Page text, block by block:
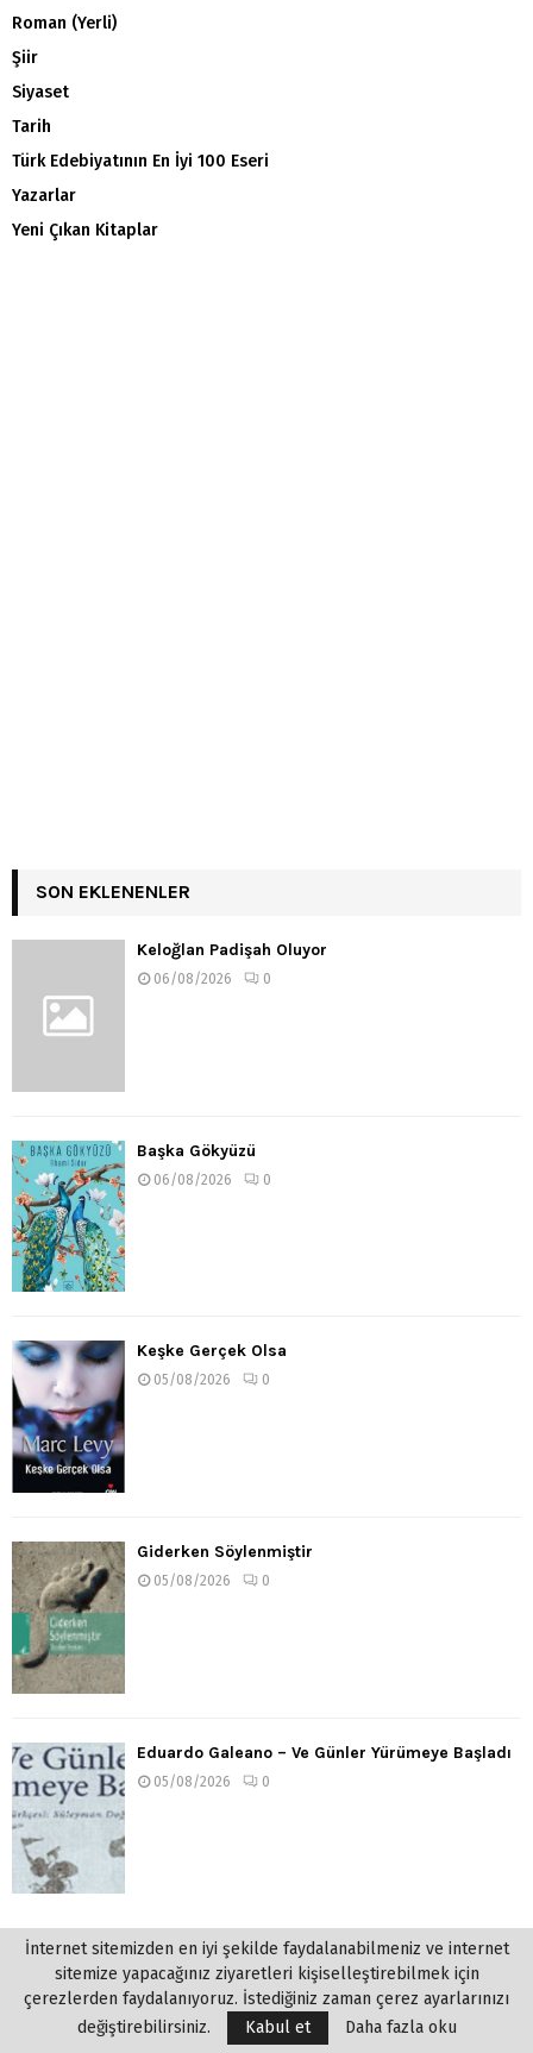
Roman (Yerli)
Şiir
Siyaset
Tarih
Türk Edebiyatının En İyi 100 Eseri
Yazarlar
Yeni Çıkan Kitaplar
SON EKLENENLER
Keloğlan Padişah Oluyor
06/08/2026 0
Başka Gökyüzü
06/08/2026 0
Keşke Gerçek Olsa
05/08/2026 0
Giderken Söylenmiştir
05/08/2026 0
Eduardo Galeano – Ve Günler Yürümeye Başladı
05/08/2026 0
İnternet sitemizden en iyi şekilde faydalanabilmeniz ve internet
sitemize yapacağınız ziyaretleri kişiselleştirebilmek için
çerezlerden faydalanıyoruz. İstediğiniz zaman çerez ayarlarınızı
değiştirebilirsiniz.
Kabul et Daha fazla oku